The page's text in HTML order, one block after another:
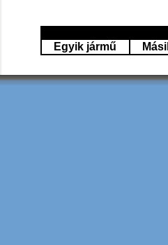
Egyik jármű